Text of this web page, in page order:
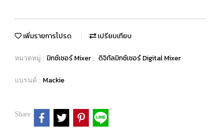
เพิ่มรายการโปรด เปรียบเทียบ
หมวดหมู่ : มิกซ์เซอร์ Mixer , ดิจิทัลมิกซ์เซอร์ Digital Mixer
แบรนด์ : Mackie
Share